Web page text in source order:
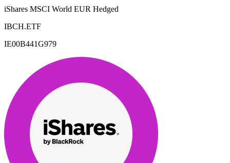
iShares MSCI World EUR Hedged
IBCH.ETF
IE00B441G979